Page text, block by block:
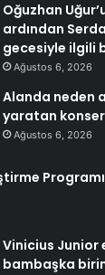
Oğuzhan
ardından
gecesiyle ilgili
Ağustos 6, 2026
Alanda neden
yaratan
Ağustos 6, 2026
Programı
Vinicius Junior
bambaşka